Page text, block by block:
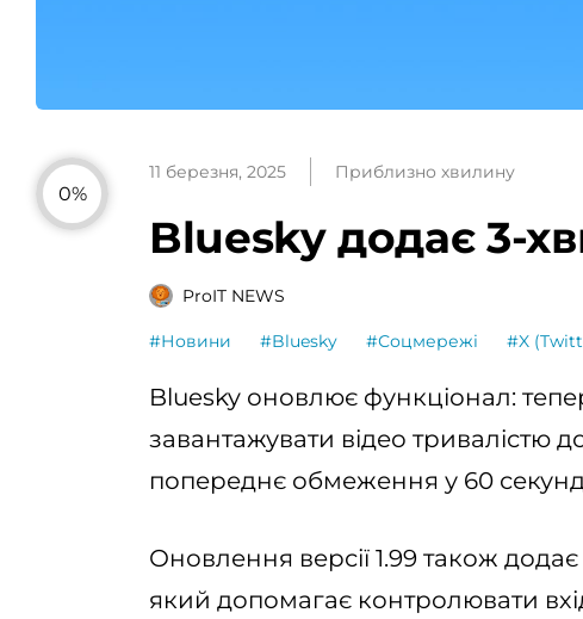
0%
11 березня, 2025 Приблизно хвилину
Bluesky додає 3-
ProIT NEWS
#Новини #Bluesky #Соцмережі #X
Bluesky оновлює функціонал:
завантажувати відео тривалістю
попереднє обмеження у 60
Оновлення версії 1.99 також
який допомагає контролювати